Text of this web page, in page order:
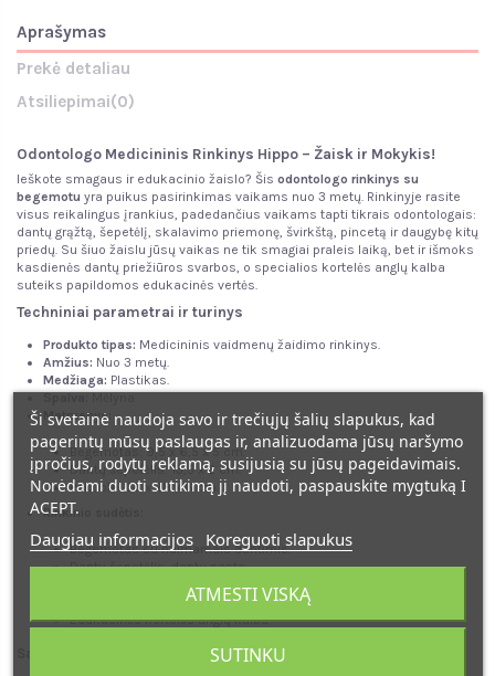
Aprašymas
Prekė detaliau
Atsiliepimai(0)
Odontologo Medicininis Rinkinys Hippo – Žaisk ir Mokykis!
Ieškote smagaus ir edukacinio žaislo? Šis odontologo rinkinys su
begemotu yra puikus pasirinkimas vaikams nuo 3 metų. Rinkinyje rasite
visus reikalingus įrankius, padedančius vaikams tapti tikrais odontologais:
dantų grąžtą, šepetėlį, skalavimo priemonę, švirkštą, pincetą ir daugybę kitų
priedų. Su šiuo žaislu jūsų vaikas ne tik smagiai praleis laiką, bet ir išmoks
kasdienės dantų priežiūros svarbos, o specialios kortelės anglų kalba
suteiks papildomos edukacinės vertės.
Techniniai parametrai ir turinys
Produkto tipas: Medicininis vaidmenų žaidimo rinkinys.
Amžius: Nuo 3 metų.
Medžiaga: Plastikas.
Matmenys:
Begemotas: 9,5 x 6,5 x 5 cm.
Dantų šepetėlis: 13,5 x 2 cm.
Pakuotė: 36 x 28 x 6 cm.
Rinkinio sudėtis:
Begemotas su nuimamais dantimis.
Dantų šepetėlis, dantų pasta.
Dantų veidrodis, švirkštas, grąžtas, pincetai, dantų skaleris.
Edukacinės kortelės anglų kalba.
Ši svetainė naudoja savo ir trečiųjų šalių slapukus, kad
pagerintų mūsų paslaugas ir, analizuodama jūsų naršymo
įpročius, rodytų reklamą, susijusią su jūsų pageidavimais.
Norėdami duoti sutikimą jį naudoti, paspauskite mygtuką I
ACEPT.
Daugiau informacijos Koreguoti slapukus
ATMESTI VISKĄ
SUTINKU